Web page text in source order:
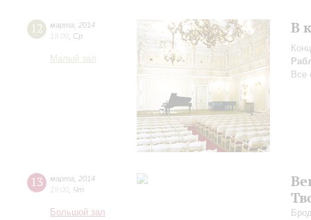
12 марта
2014
19:00 Ср
Малый зал
В
Все
13 марта
2014
19:00 Чт
Большой зал